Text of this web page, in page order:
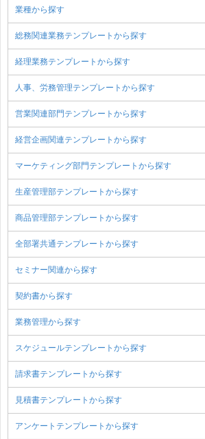
業種から探す
総務関連業務テンプレートから探す
経理業務テンプレートから探す
人事、労務管理テンプレートから探す
営業関連部門テンプレートから探す
経営企画関連テンプレートから探す
マーケティング部門テンプレートから探す
生産管理部テンプレートから探す
商品管理部テンプレートから探す
全部署共通テンプレートから探す
セミナー関連から探す
契約書から探す
業務管理から探す
スケジュールテンプレートから探す
請求書テンプレートから探す
見積書テンプレートから探す
アンケートテンプレートから探す